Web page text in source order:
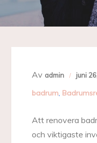
Av admin juni
badrum,
Att renovera
och viktigaste